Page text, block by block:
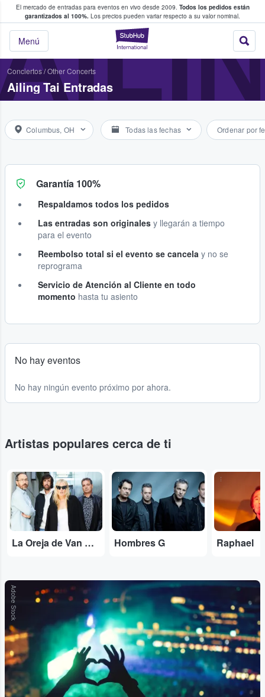
El mercado de entradas para eventos en vivo desde 2009. Todos los pedidos están
garantizados al 100%. Los precios pueden variar respecto a su valor nominal.
StubHub:
Menú
y venta de entradas entre fans
Conciertos/Other Concerts
Ailing Tai Entradas
Columbus, OH Todas las fechas Ordenar por
Garantía 100%
Respaldamos todos los pedidos
Las entradas son originales y llegarán a tiempo
para el evento
Reembolso total si el evento se cancela y no se
reprograma
Servicio de Atención al Cliente en todo
momento hasta tu asiento
No hay eventos
No hay ningún evento próximo por ahora.
Artistas populares cerca de ti
...
La Oreja de Van Gogh
...
Hombres G
...
Raphael
Adobe Stock